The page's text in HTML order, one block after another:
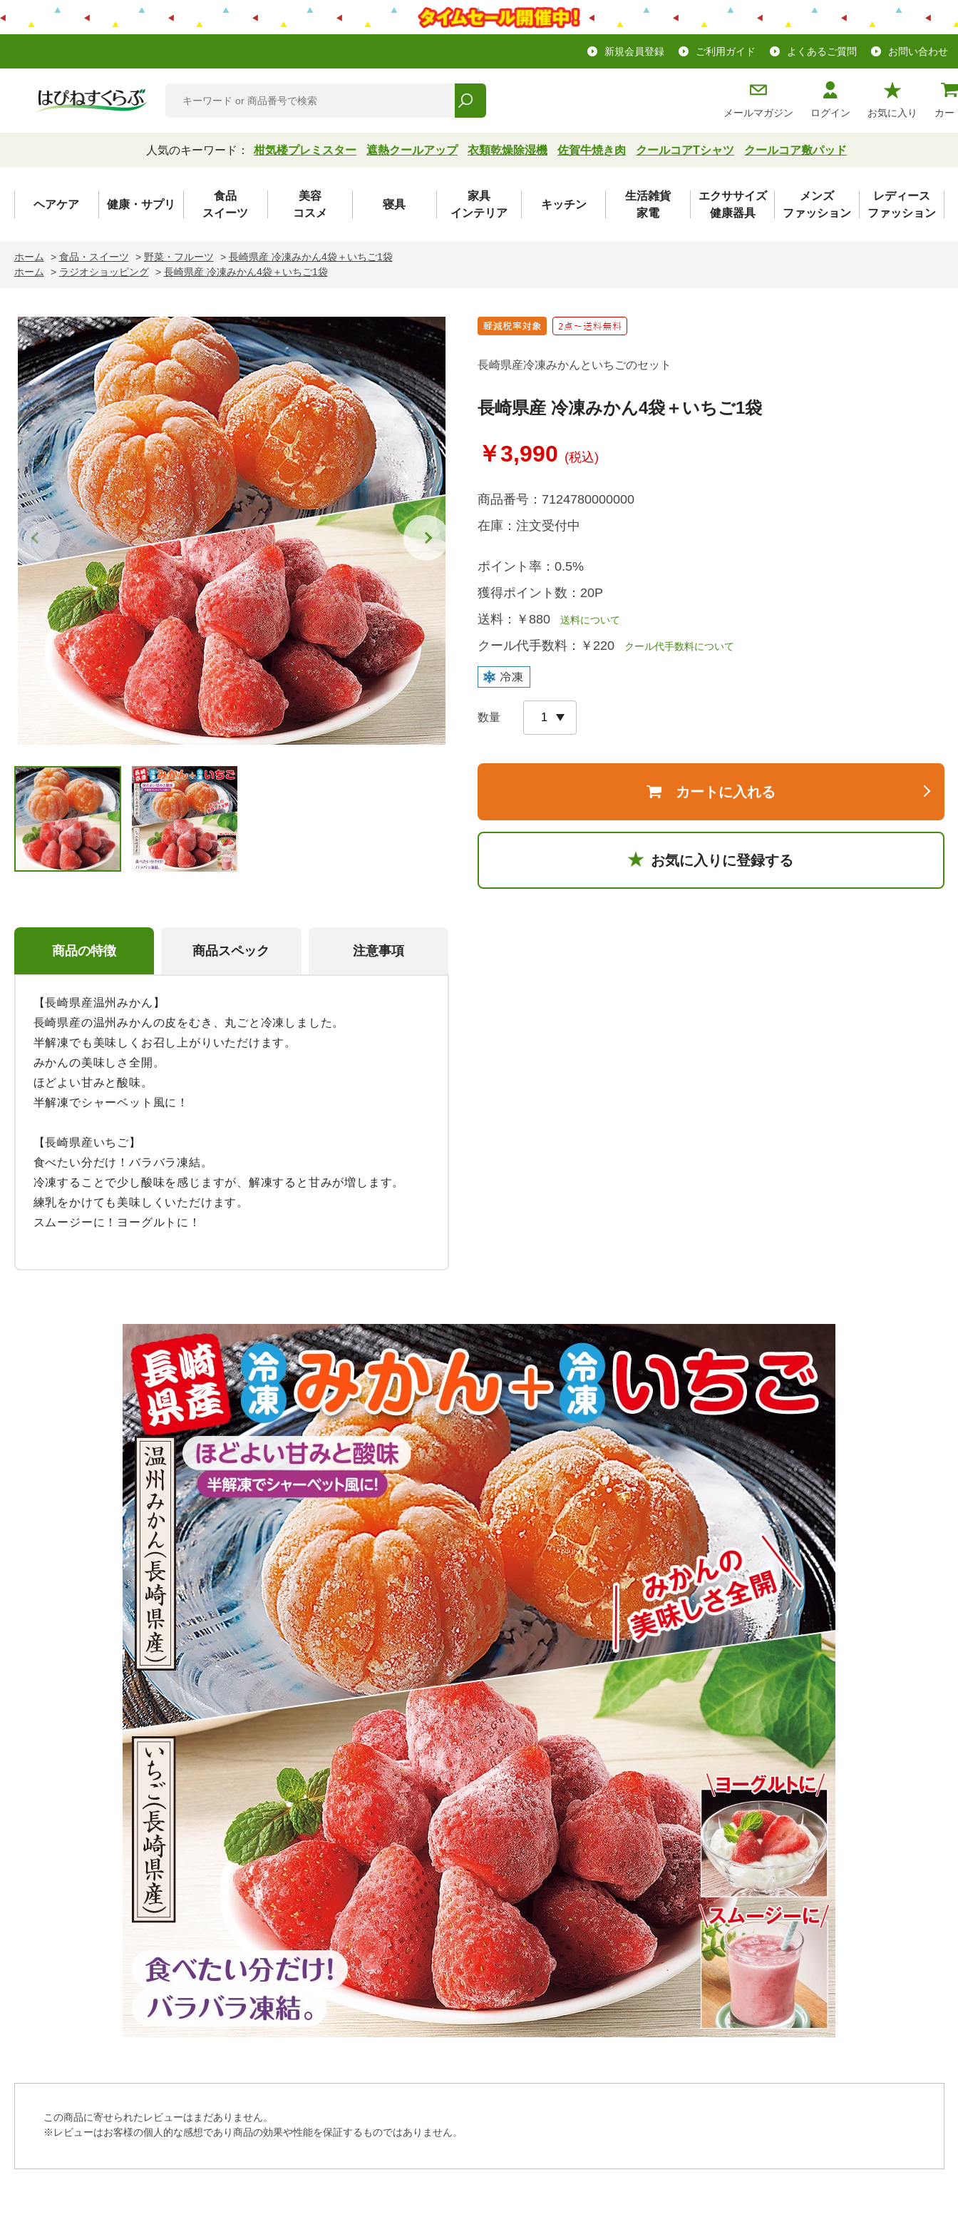
新規会員登録 ご利用ガイド よくあるご質問 お問い合わせ
メールマガジン ログイン お気に入り カー
人気のキーワード： 柑気楼プレミスター 遮熱クールアップ 衣類乾燥除湿機 佐賀牛焼き肉 クールコアTシャツ クールコア敷パッド
ヘアケア 健康・サプリ
食品
スイーツ
美容
コスメ
寝具
家具
インテリア
キッチン
生活雑貨
家電
エクササイズ
健康器具
メンズ
ファッション
レディース
ファッション
ホーム > 食品・スイーツ > 野菜・フルーツ > 長崎県産 冷凍みかん4袋＋いちご1袋
ホーム
> ラジオショッピング > 長崎県産 冷凍みかん4袋＋いちご1袋
商品の特徴 商品スペック 注意事項
【長崎県産温州みかん】
長崎県産の温州みかんの皮をむき、丸ごと冷凍しました。
半解凍でも美味しくお召し上がりいただけます。
みかんの美味しさ全開。
ほどよい甘みと酸味。
半解凍でシャーベット風に！
【長崎県産いちご】
食べたい分だけ！バラバラ凍結。
冷凍することで少し酸味を感じますが、解凍すると甘みが増します。
練乳をかけても美味しくいただけます。
スムージーに！ヨーグルトに！
長崎県産冷凍みかんといちごのセット
長崎県産 冷凍みかん4袋＋いちご1袋
￥3,990 (税込)
商品番号： 7124780000000
在庫： 注文受付中
ポイント率： 0.5%
獲得ポイント数： 20P
送料： ￥880送料について
クール代手数料： ￥220クール代手数料について
数量
カートに入れる
お気に入りに登録する
この商品に寄せられたレビューはまだありません。
※レビューはお客様の個人的な感想であり商品の効果や性能を保証するものではありません。